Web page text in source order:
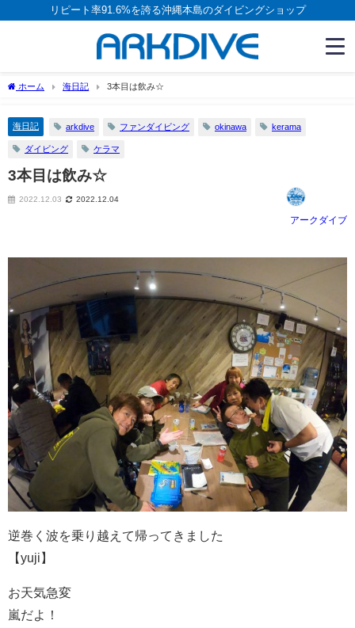
リピート率91.6%を誇る沖縄本島のダイビングショップ
ホーム 海日記 3本目は飲み☆
海日記 arkdive ファンダイビング okinawa kerama
ダイビング ケラマ
3本目は飲み☆
2022.12.03 2022.12.04
アークダイブ
逆巻く波を乗り越えて帰ってきました
【yuji】
お天気急変
嵐だよ！